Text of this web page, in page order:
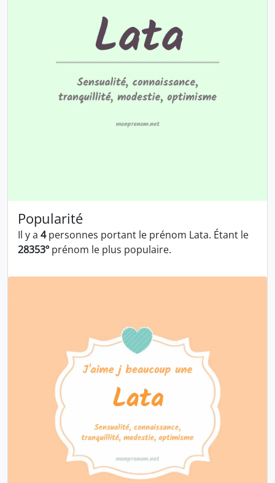
Popularité
Il y a 4personnes portant le prénom Lata. Étant le
28353º prénom le plus populaire.